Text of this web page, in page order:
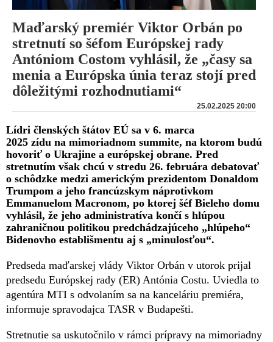
Maďarský premiér Viktor Orbán po
stretnutí so šéfom Európskej rady
Antóniom Costom vyhlásil, že „časy sa
menia a Európska únia teraz stojí pred
dôležitými rozhodnutiami“
25.02.2025 20:00
Lídri členských štátov EÚ sa v 6. marca
2025 zídu na mimoriadnom summite, na ktorom budú
hovoriť o Ukrajine a európskej obrane. Pred
stretnutím však chcú v stredu 26. februára debatovať
o schôdzke medzi americkým prezidentom Donaldom
Trumpom a jeho francúzskym náprotivkom
Emmanuelom Macronom, po ktorej šéf Bieleho domu
vyhlásil, že jeho administratíva končí s hlúpou
zahraničnou politikou predchádzajúceho „hlúpeho“
Bidenovho establišmentu aj s „minulosťou“.
Predseda maďarskej vlády Viktor Orbán v utorok prijal
predsedu Európskej rady (ER) Antónia Costu. Uviedla to
agentúra MTI s odvolaním sa na kanceláriu premiéra,
informuje spravodajca TASR v Budapešti.
Stretnutie sa uskutočnilo v rámci prípravy na mimoriadny